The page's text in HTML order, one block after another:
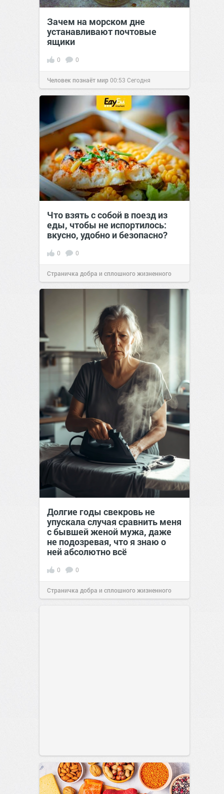
Зачем на морском дне
устанавливают почтовые
ящики
0 0
Человек познаёт мир00:53 Сегодня
Что взять с собой в поезд из
еды, чтобы не испортилось:
вкусно, удобно и безопасно?
0 0
Страничка добра и сплошного жизненного
позитива!00:29Сегодня
Долгие годы свекровь не
упускала случая сравнить меня
с бывшей женой мужа, даже
не подозревая, что я знаю о
ней абсолютно всё
0 0
Страничка добра и сплошного жизненного